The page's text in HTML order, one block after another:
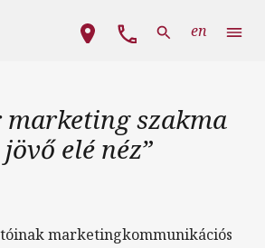
Fő navigáció
en
marketing szakma
elé néz”
marketingkommunikációs